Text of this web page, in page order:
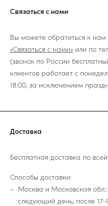
Связаться с нами
Вы можете обратиться к
«Связаться с нами» или по
(звонок по России
клиентов работает с
18:00, за исключением
Доставка
Бесплатная доставка по
Способы доставки:
Москва и Московская
следующий день, после